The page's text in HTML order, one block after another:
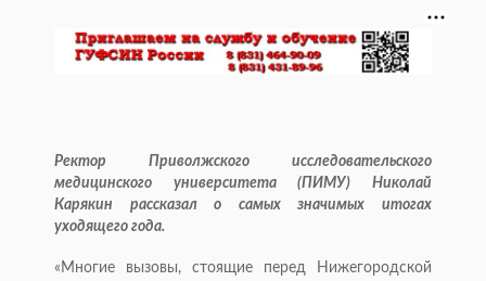
Ректор Приволжского исследовательского
медицинского университета (ПИМУ) Николай
Карякин рассказал о самых значимых итогах
уходящего года.
«Многие вызовы, стоящие перед Нижегородской